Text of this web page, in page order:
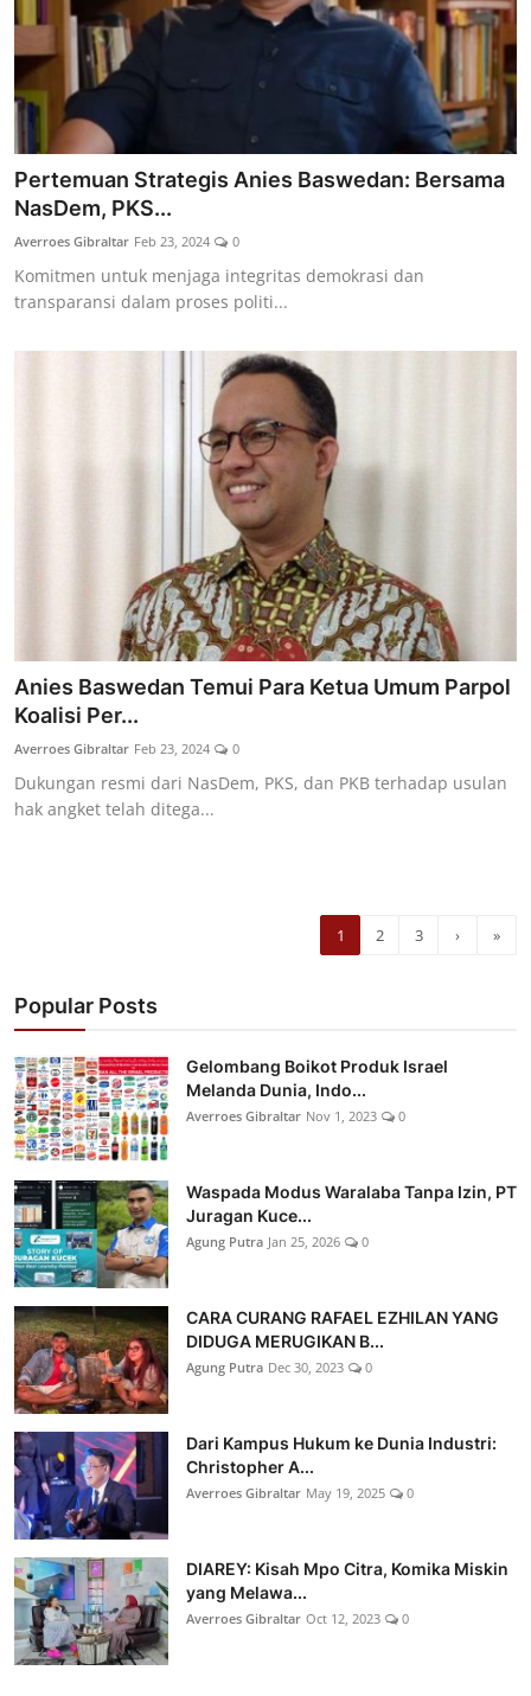
Pertemuan Strategis Anies Baswedan: Bersama
NasDem, PKS...
Averroes Gibraltar Feb 23, 2024 0
Komitmen untuk menjaga integritas demokrasi dan
transparansi dalam proses politi...
Anies Baswedan Temui Para Ketua Umum Parpol
Koalisi Per...
Averroes Gibraltar Feb 23, 2024 0
Dukungan resmi dari NasDem, PKS, dan PKB terhadap usulan
hak angket telah ditega...
1 2 3 › »
Popular Posts
Gelombang Boikot Produk Israel
Melanda Dunia, Indo...
Averroes Gibraltar Nov 1, 2023 0
Waspada Modus Waralaba Tanpa Izin, PT
Juragan Kuce...
Agung Putra Jan 25, 2026 0
CARA CURANG RAFAEL EZHILAN YANG
DIDUGA MERUGIKAN B...
Agung Putra Dec 30, 2023 0
Dari Kampus Hukum ke Dunia Industri:
Christopher A...
Averroes Gibraltar May 19, 2025 0
DIAREY: Kisah Mpo Citra, Komika Miskin
yang Melawa...
Averroes Gibraltar Oct 12, 2023 0